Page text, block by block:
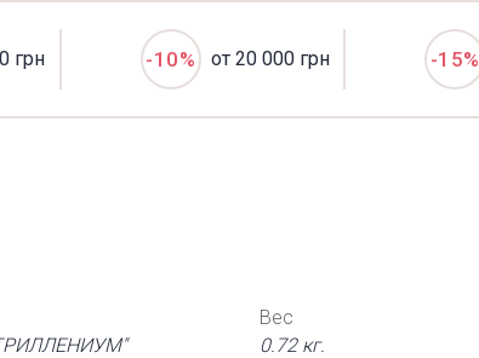
грн -10% от 20 000 грн -15%
Вес
0.72 кг.